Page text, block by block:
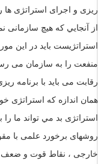
ريزی و اجرای استراتژی ها
از آنجايي که هيچ سازمانی
استراتژيست بايد در اين
منفعت را به سازمان می
رقابت می بايد با برنامه
همان اندازه که
استراتژی بد مي تواند ما
روشهای برخورد علمی با
خارجی ، نقاط قوت و ضعف